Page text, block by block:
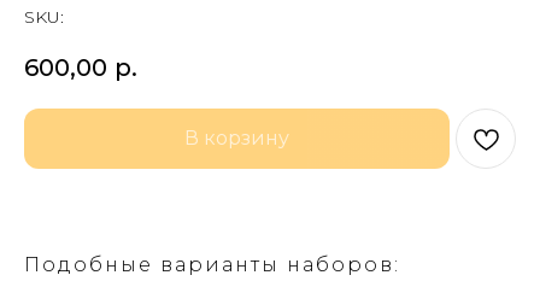
SKU:
600,00 р.
В корзину
Подобные варианты наборов: